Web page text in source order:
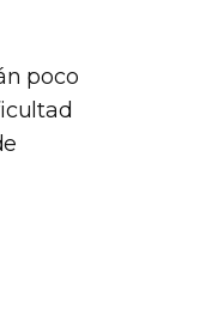
poco